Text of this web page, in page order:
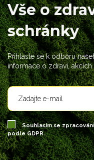
Vše o
schránky
Přihlaste se k odběru
informace o zdraví,
Souhlasím se
podle GDPR.